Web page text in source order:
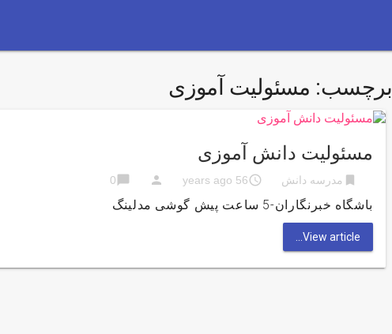
برچسب: مسئولیت آموزی
مسئولیت دانش آموزی
مدرسه دانش access_time
56 years ago
person
chat_bubble
0
باشگاه خبرنگاران-5 ساعت پیش گوشی مدلینگ
View article...